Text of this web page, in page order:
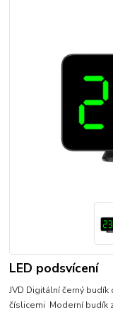
LED podsvícení
JVD Digitální černý budík
číslicemi Moderní budík